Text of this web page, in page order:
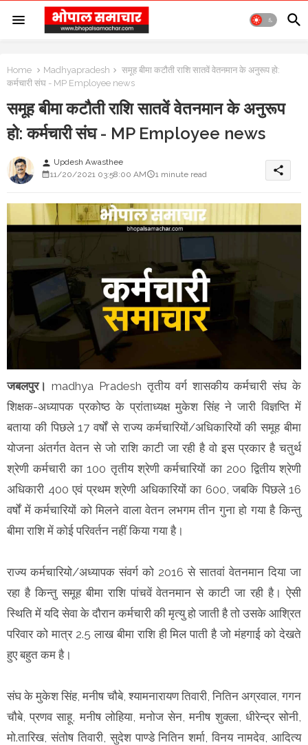
Home Madhyapradesh
समूह बीमा कटौती राशि सातवें वेतनमान के अनुरूप हो:
कर्मचारी संघ - MP Employee news
समूह बीमा कटौती राशि सातवें वेतनमान के अनुरूप
हो: कर्मचारी संघ - MP Employee news
person Updesh Awasthee
11/20/2021 03:58:00 AM
1 minute read share
जबलपुर। madhya Pradesh तृतीय वर्ग शासकीय कर्मचारी संघ के
शिक्षक-अध्यापक प्रकोष्ठ के प्रांताध्यक्ष मुकेश सिंह ने जारी विज्ञप्ति में
बताया की पिछले 17 वर्षों से राज्य कर्मचारियों/अधिकारियों की समूह बीमा
योजना अंतर्गत वेतन से जो राशि काटी जा रही है वो इस प्रकार है चतुर्थ
श्रेणी कर्मचारी का 100 तृतीय श्रेणी कर्मचारियों का 200 द्वितीय श्रेणी
अधिकारी 400 एवं प्रथम श्रेणी अधिकारियों का 600, जबकि पिछले 16
वर्षों में कर्मचारियों को मिलने वाला वेतन लभगम तीन गुना हो गया है किन्तु
बीमा राशि में कोई परिवर्तन नहीं किया गया है।
राज्य कर्मचारियो/अध्यापक संवर्ग को 2016 से सातवां वेतनमान दिया जा
रहा है किन्तु समूह बीमा राशि पांचवें वेतनमान से काटी जा रही है। ऐसी
स्थिति में यदि सेवा के दौरान कर्मचारी की मृत्यु हो जाती है तो उसके आश्रित
परिवार को मात्र 2.5 लाख बीमा राशि ही मिल पाती है जो मंहगाई को देखते
हुए बहुत कम है।
संघ के मुकेश सिंह, मनीष चौबे, श्यामनारायण तिवारी, नितिन अग्रवाल, गगन
चौबे, प्रणव साहू, मनीष लोहिया, मनोज सेन, मनीष शुक्ला, धीरेन्द्र सोनी,
मो.तारिख, संतोष तिवारी, सुदेश पाण्डे नितिन शर्मा, विनय नामदेव, आदित्य